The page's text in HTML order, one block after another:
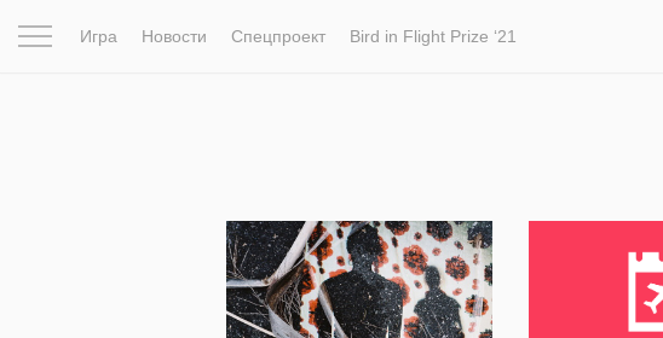
Игра Новости Спецпроект Bird in Flight Prize ‘21
503